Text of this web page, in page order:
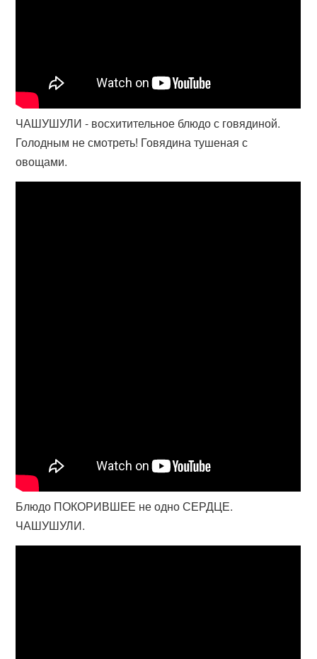
ЧАШУШУЛИ - восхитительное блюдо с говядиной.
Голодным не смотреть! Говядина тушеная с
овощами.
Блюдо ПОКОРИВШЕЕ не одно СЕРДЦЕ.
ЧАШУШУЛИ.